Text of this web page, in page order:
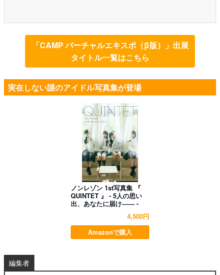
「CAMP バーチャルエキスポ（β版）」出展
タイトル一覧はこちら
実在しない謎のアイドル写真集が登場
ノンレゾン 1st写真集 『
QUINTET 』 - 5人の思い
出、あなたに届け―― -
4,500円
Amazonで購入
編集者